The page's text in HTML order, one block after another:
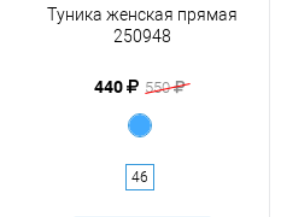
Туника женская прямая
250948
440 550
46